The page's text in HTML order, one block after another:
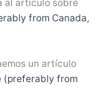
al artículo sobre
from Canada,
un artículo
(preferably from